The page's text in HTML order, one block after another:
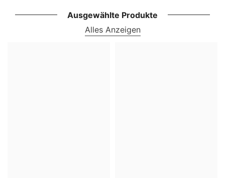
Ausgewählte Produkte
Alles Anzeigen